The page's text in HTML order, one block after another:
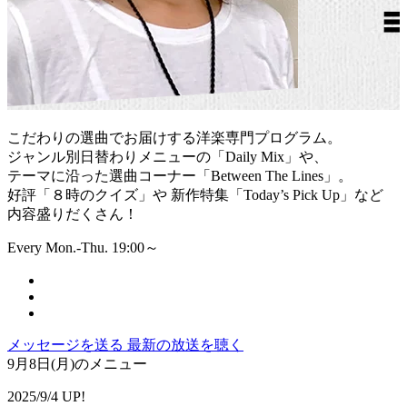
こだわりの選曲でお届けする洋楽専門プログラム。
ジャンル別日替わりメニューの「Daily Mix」や、
テーマに沿った選曲コーナー「Between The Lines」。
好評「８時のクイズ」や 新作特集「Today’s Pick Up」など
内容盛りだくさん！
Every Mon.-Thu. 19:00～
メッセージを送る 最新の放送を聴く
9月8日(月)のメニュー
2025/9/4 UP!